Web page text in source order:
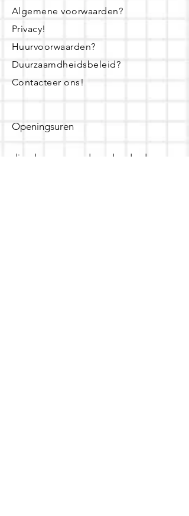
Algemene voorwaarden?
Privacy!
Huurvoorwaarden?
Duurzaamdheidsbeleid?
Contacteer ons!
Openingsuren
dinsdag - woensdag- donderdag: